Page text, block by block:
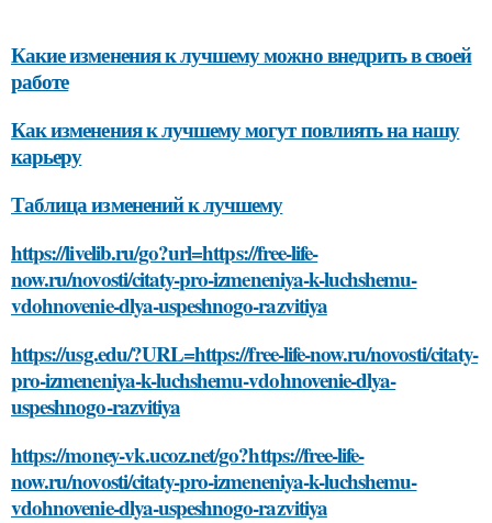
Какие изменения к лучшему можно внедрить в своей
работе
Как изменения к лучшему могут повлиять на нашу
карьеру
Таблица изменений к лучшему
https://livelib.ru/go?url=https://free-life-
now.ru/novosti/citaty-pro-izmeneniya-k-luchshemu-
vdohnovenie-dlya-uspeshnogo-razvitiya
https://usg.edu/?URL=https://free-life-now.ru/novosti/citaty-
pro-izmeneniya-k-luchshemu-vdohnovenie-dlya-
uspeshnogo-razvitiya
https://money-vk.ucoz.net/go?https://free-life-
now.ru/novosti/citaty-pro-izmeneniya-k-luchshemu-
vdohnovenie-dlya-uspeshnogo-razvitiya